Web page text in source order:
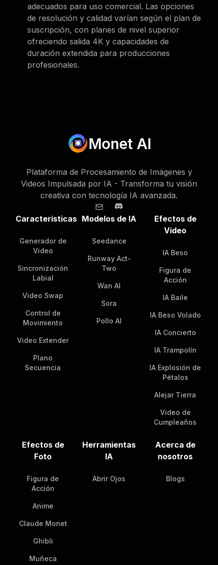
adecuados para uso comercial. Las opciones
de resolución y calidad varían según el plan de
suscripción, con planes de nivel superior
ofreciendo salida 4K y capacidades de
duración extendida para producciones
profesionales.
Monet AI
Plataforma de Procesamiento de Imágenes y
Videos Impulsada por IA - Transforma tu visión
creativa con tecnología IA avanzada.
Características
Generador de
Video
Sincronización
Labial
Video Swap
Control de
Movimiento
Video Extender
Plano
Secuencia
Modelos de IA
Seedance
Runway Act-
Two
Wan AI
Sora
Pollo AI
Efectos de
Video
IA Beso
Figura de
Acción
IA Baile
IA Beso Volado
IA Concierto
IA Trampolín
IA Explosión de
Pétalos
Alejar Tierra
Video de
Cumpleaños
Efectos de
Foto
Figura de
Acción
Anime
Claude Monet
Ghibli
Muñeca
Herramientas
IA
Abrir Ojos
Acerca de
nosotros
Blogs